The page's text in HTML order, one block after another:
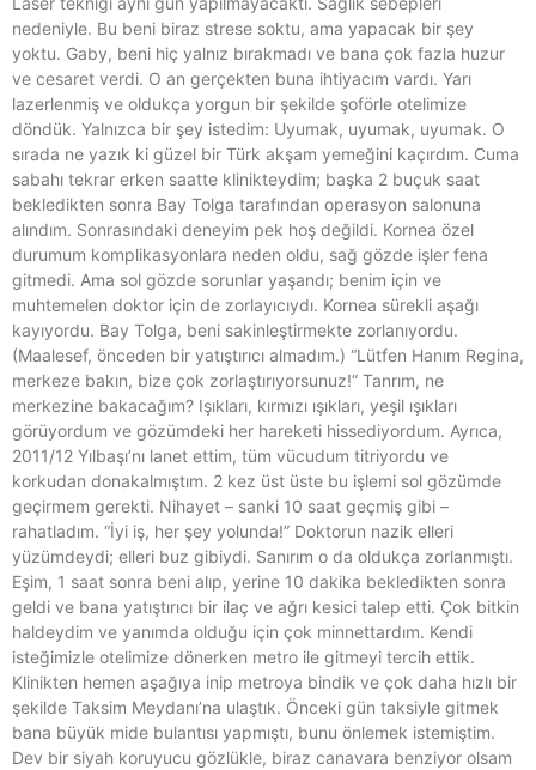
nedeniyle. Bu beni biraz strese soktu, ama yapacak bir şey
yoktu. Gaby, beni hiç yalnız bırakmadı ve bana çok fazla huzur
ve cesaret verdi. O an gerçekten buna ihtiyacım vardı. Yarı
lazerlenmiş ve oldukça yorgun bir şekilde şoförle otelimize
döndük. Yalnızca bir şey istedim: Uyumak, uyumak, uyumak. O
sırada ne yazık ki güzel bir Türk akşam yemeğini kaçırdım. Cuma
sabahı tekrar erken saatte klinikteydim; başka 2 buçuk saat
bekledikten sonra Bay Tolga tarafından operasyon salonuna
alındım. Sonrasındaki deneyim pek hoş değildi. Kornea özel
durumum komplikasyonlara neden oldu, sağ gözde işler fena
gitmedi. Ama sol gözde sorunlar yaşandı; benim için ve
muhtemelen doktor için de zorlayıcıydı. Kornea sürekli aşağı
kayıyordu. Bay Tolga, beni sakinleştirmekte zorlanıyordu.
(Maalesef, önceden bir yatıştırıcı almadım.) “Lütfen Hanım Regina,
merkeze bakın, bize çok zorlaştırıyorsunuz!” Tanrım, ne
merkezine bakacağım? Işıkları, kırmızı ışıkları, yeşil ışıkları
görüyordum ve gözümdeki her hareketi hissediyordum. Ayrıca,
2011/12 Yılbaşı’nı lanet ettim, tüm vücudum titriyordu ve
korkudan donakalmıştım. 2 kez üst üste bu işlemi sol gözümde
geçirmem gerekti. Nihayet – sanki 10 saat geçmiş gibi –
rahatladım. “İyi iş, her şey yolunda!” Doktorun nazik elleri
yüzümdeydi; elleri buz gibiydi. Sanırım o da oldukça zorlanmıştı.
Eşim, 1 saat sonra beni alıp, yerine 10 dakika bekledikten sonra
geldi ve bana yatıştırıcı bir ilaç ve ağrı kesici talep etti. Çok bitkin
haldeydim ve yanımda olduğu için çok minnettardım. Kendi
isteğimizle otelimize dönerken metro ile gitmeyi tercih ettik.
Klinikten hemen aşağıya inip metroya bindik ve çok daha hızlı bir
şekilde Taksim Meydanı’na ulaştık. Önceki gün taksiyle gitmek
bana büyük mide bulantısı yapmıştı, bunu önlemek istemiştim.
Dev bir siyah koruyucu gözlükle, biraz canavara benziyor olsam